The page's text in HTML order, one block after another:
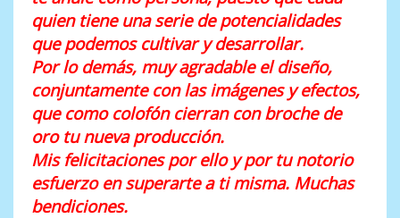
quien tiene una serie de potencialidades
que podemos cultivar y desarrollar.
Por lo demás, muy agradable el diseño,
conjuntamente con las imágenes y efectos,
que como colofón cierran con broche de
oro tu nueva producción.
Mis felicitaciones por ello y por tu notorio
esfuerzo en superarte a ti misma. Muchas
bendiciones.